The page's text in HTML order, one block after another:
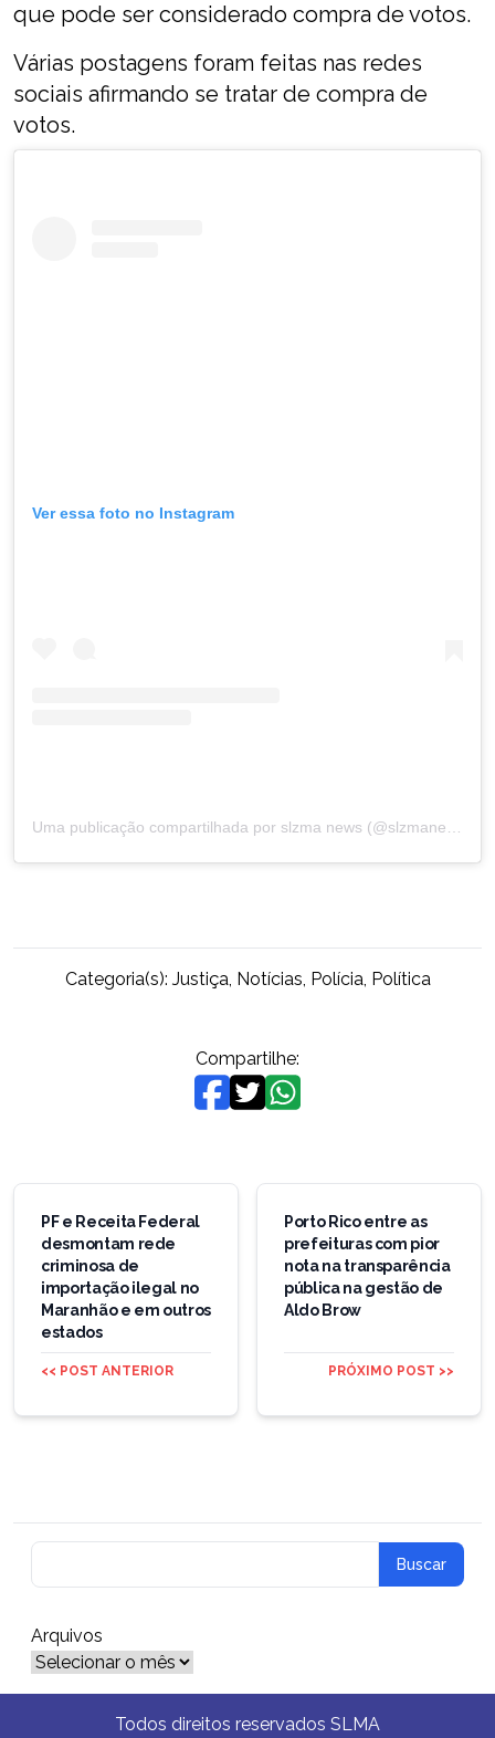
que pode ser considerado compra de votos.
Várias postagens foram feitas nas redes
sociais afirmando se tratar de compra de
votos.
Ver essa foto no Instagram
Categoria(s): Justiça Notícias Polícia Política
Compartilhe:
Navegação
Post
PF e Receita Federal
desmontam rede
criminosa de
importação ilegal no
Maranhão e em outros
estados
<< POST ANTERIOR
Porto Rico entre as
prefeituras com pior
nota na transparência
pública na gestão de
Aldo Brow
PRÓXIMO POST >>
Arquivos
Arquivos
Todos direitos reservados SLMA